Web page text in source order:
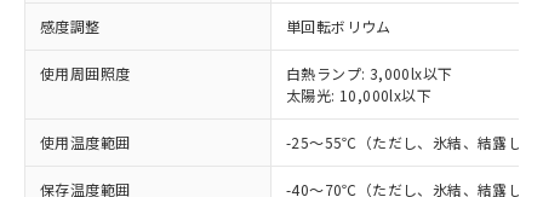
感度調整 単回転ボリウム
使用周囲照度
白熱ランプ: 3,000lx以下
太陽光: 10,000lx以下
使用温度範囲 -25～55℃（ただし、氷結、結露しな
保存温度範囲 -40～70℃（ただし、氷結、結露しな
※1 対応状況
対応済み：EU RoHS指令（10物質）の
非含有に対応した製品が提供可能な商品で